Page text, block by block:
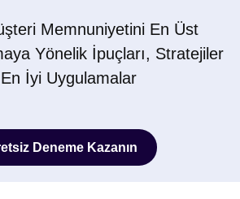
Memnuniyetini En Üst
Yönelik İpuçları, Stratejiler
İyi Uygulamalar
Deneme Kazanın